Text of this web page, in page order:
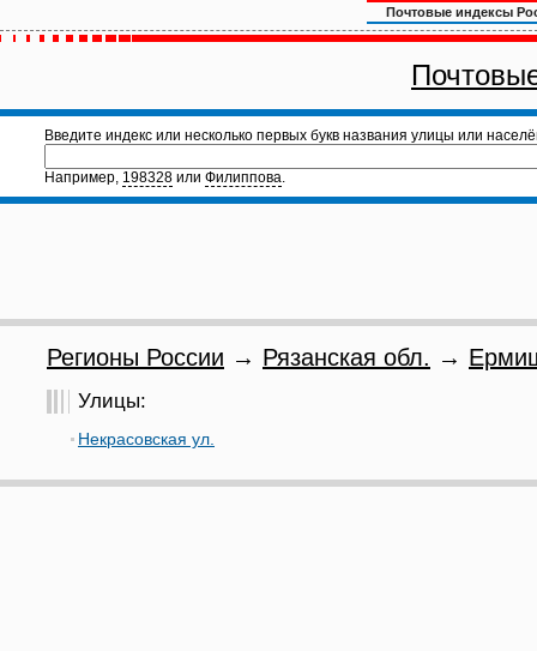
Почтовые индексы
Введите индекс или несколько первых букв названия улицы или
Например, 198328 или Филиппова.
Регионы России → Рязанская обл. →
Улицы:
Некрасовская ул.